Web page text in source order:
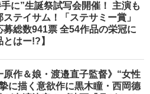
に”生誕祭試写会開催！ 主演も
テイサム！「ステサミー賞」
募総数941票 全54作品の栄冠に
はー!?】
原作＆娘・渡邉直子監督》“女性
に描く意欲作に黒木瞳・西岡德